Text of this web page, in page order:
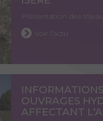
Présentation des
Voir l'actu
OUVRAGES
AFFECTANT